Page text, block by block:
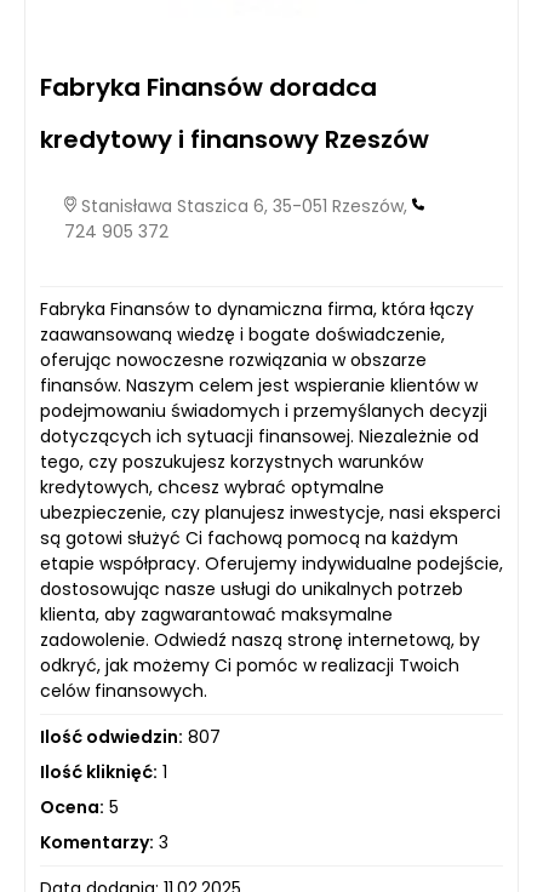
Fabryka Finansów doradca
kredytowy i finansowy Rzeszów
Stanisława Staszica 6, 35-051 Rzeszów,
724 905 372
Fabryka Finansów to dynamiczna firma, która łączy
zaawansowaną wiedzę i bogate doświadczenie,
oferując nowoczesne rozwiązania w obszarze
finansów. Naszym celem jest wspieranie klientów w
podejmowaniu świadomych i przemyślanych decyzji
dotyczących ich sytuacji finansowej. Niezależnie od
tego, czy poszukujesz korzystnych warunków
kredytowych, chcesz wybrać optymalne
ubezpieczenie, czy planujesz inwestycje, nasi eksperci
są gotowi służyć Ci fachową pomocą na każdym
etapie współpracy. Oferujemy indywidualne podejście,
dostosowując nasze usługi do unikalnych potrzeb
klienta, aby zagwarantować maksymalne
zadowolenie. Odwiedź naszą stronę internetową, by
odkryć, jak możemy Ci pomóc w realizacji Twoich
celów finansowych.
Ilość odwiedzin: 807
Ilość kliknięć: 1
Ocena: 5
Komentarzy: 3